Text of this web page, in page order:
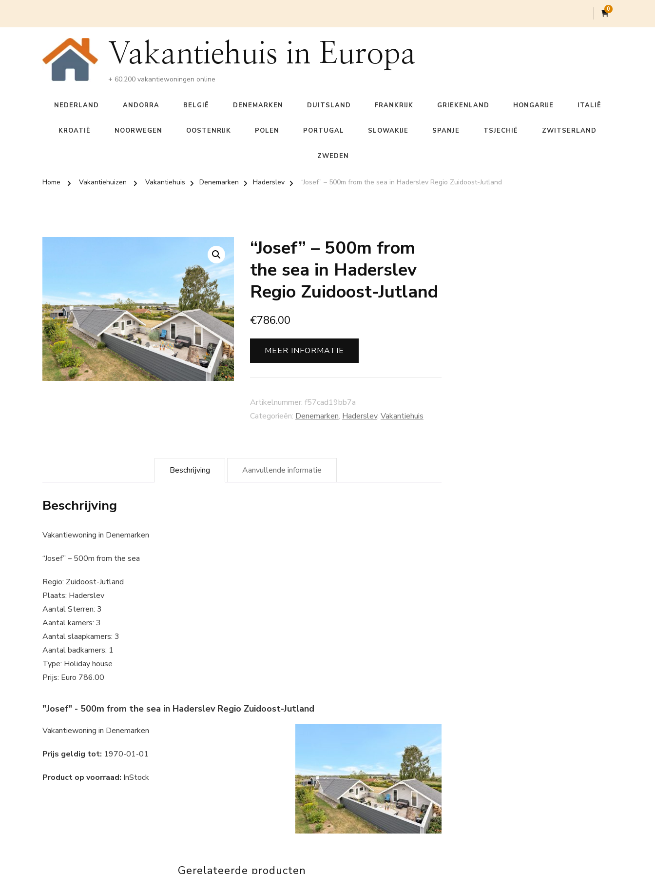
0
Vakantiehuis in Europa
+ 60,200 vakantiewoningen online
NEDERLAND ANDORRA BELGIË DENEMARKEN DUITSLAND FRANKRIJK GRIEKENLAND HONGARIJE ITALIË
KROATIË NOORWEGEN OOSTENRIJK POLEN PORTUGAL SLOWAKIJE SPANJE TSJECHIË ZWITSERLAND
ZWEDEN
Home Vakantiehuizen Vakantiehuis Denemarken Haderslev “Josef” – 500m from the sea in Haderslev Regio Zuidoost-Jutland
“Josef” – 500m from
the sea in Haderslev
Regio Zuidoost-Jutland
€786.00
MEER INFORMATIE
Artikelnummer: f57cad19bb7a
Categorieën: Denemarken, Haderslev, Vakantiehuis
Beschrijving Aanvullende informatie
Beschrijving
Vakantiewoning in Denemarken
“Josef” – 500m from the sea
Regio: Zuidoost-Jutland
Plaats: Haderslev
Aantal Sterren: 3
Aantal kamers: 3
Aantal slaapkamers: 3
Aantal badkamers: 1
Type: Holiday house
Prijs: Euro 786.00
"Josef" - 500m from the sea in Haderslev Regio Zuidoost-Jutland
Vakantiewoning in Denemarken
Prijs geldig tot: 1970-01-01
Product op voorraad: InStock
Gerelateerde producten